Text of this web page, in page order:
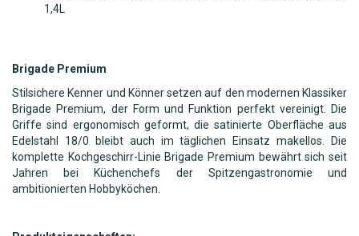
1,4L
Brigade Premium
Stilsichere Kenner und Könner setzen auf den modernen Klassiker
Brigade Premium, der Form und Funktion perfekt vereinigt. Die
Griffe sind ergonomisch geformt, die satinierte Oberfläche aus
Edelstahl 18/0 bleibt auch im täglichen Einsatz makellos. Die
komplette Kochgeschirr-Linie Brigade Premium bewährt sich seit
Jahren bei Küchenchefs der Spitzengastronomie und
ambitionierten Hobbyköchen.